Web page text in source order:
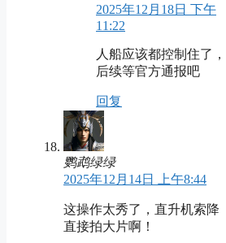
2025年12月18日 下午
11:22
人船应该都控制住了，
后续等官方通报吧
回复
鹦鹉绿绿
2025年12月14日 上午8:44
这操作太秀了，直升机索降
直接拍大片啊！